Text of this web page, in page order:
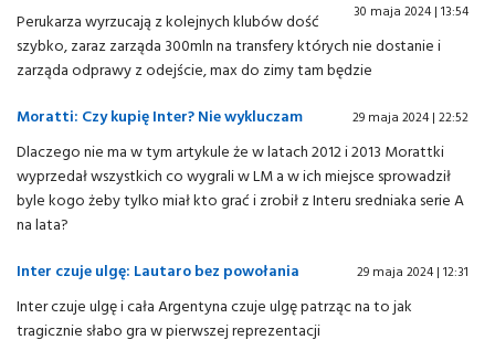
30 maja 2024 | 13:54
Perukarza wyrzucają z kolejnych klubów dość
szybko, zaraz zarząda 300mln na transfery których nie dostanie i
zarząda odprawy z odejście, max do zimy tam będzie
Moratti: Czy kupię Inter? Nie wykluczam
29 maja 2024 | 22:52
Dlaczego nie ma w tym artykule że w latach 2012 i 2013 Morattki
wyprzedał wszystkich co wygrali w LM a w ich miejsce sprowadził
byle kogo żeby tylko miał kto grać i zrobił z Interu sredniaka serie A
na lata?
Inter czuje ulgę: Lautaro bez powołania
29 maja 2024 | 12:31
Inter czuje ulgę i cała Argentyna czuje ulgę patrząc na to jak
tragicznie słabo gra w pierwszej reprezentacji